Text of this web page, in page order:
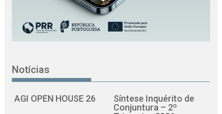
Notícias
AGI OPEN HOUSE 26
Síntese Inquérito de
Conjuntura – 2º